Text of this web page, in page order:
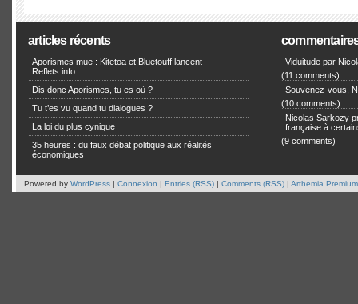
articles récents
Aporismes mue : Kitetoa et Bluetouff lancent
Reflets.info
Dis donc Aporismes, tu es où ?
Tu t’es vu quand tu dialogues ?
La loi du plus cynique
35 heures : du faux débat politique aux réalités
économiques
Viduitude par
(11 comments)
Souvenez-vous,
(10 comments)
Nicolas Sarkozy
française à
(9 comments)
Powered by WordPress | Connexion | Entries (RSS) | Comments (RSS) | Arthemia Premium